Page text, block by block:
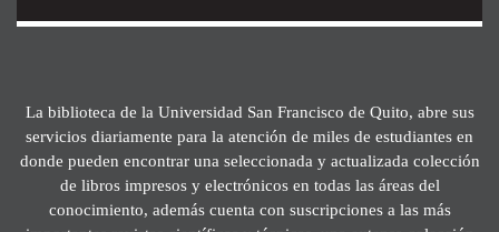
La biblioteca de la Universidad San Francisco de Quito, abre sus
servicios diariamente para la atención de miles de estudiantes en
donde pueden encontrar una seleccionada y actualizada colección
de libros impresos y electrónicos en todas las áreas del
conocimiento, además cuenta con suscripciones a las más